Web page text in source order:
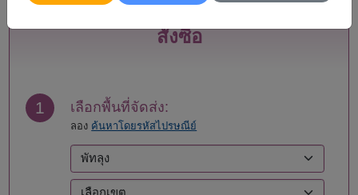
ฉะเชิงเทรา
ชลบุรี - พัทยา
เชียงราย
เชียงใหม่
ตรัง
ตราด
ตาก
นครนายก
ระนอง
ศรีสะเกษ
สั่งซื้อ
1 เลือกพื้นที่จัดส่ง:
ลอง ค้นหาโดยรหัสไปรษณีย์